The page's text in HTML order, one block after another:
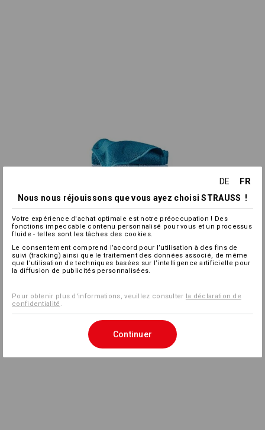
DE FR
Nous nous réjouissons que vous ayez choisi STRAUSS !
Votre expérience d'achat optimale est notre préoccupation ! Des
fonctions impeccable contenu personnalisé pour vous et un processus
fluide - telles sont les tâches des cookies.
Le consentement comprend l’accord pour l’utilisation à des fins de
suivi (tracking) ainsi que le traitement des données associé, de même
que l’utilisation de techniques basées sur l’intelligence artificielle pour
la diffusion de publicités personnalisées.
Pour obtenir plus d'informations, veuillez consulter la déclaration de
confidentialité .
Continuer